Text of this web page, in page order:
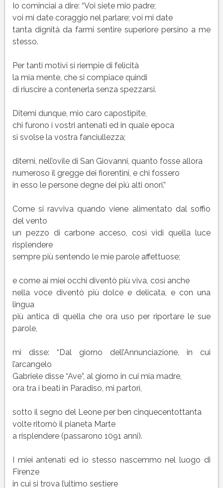
Io cominciai a dire: “Voi siete mio padre;
voi mi date coraggio nel parlare; voi mi date
tanta dignità da farmi sentire superiore persino a me
stesso.
Per tanti motivi si riempie di felicità
la mia mente, che si compiace quindi
di riuscire a contenerla senza spezzarsi.
Ditemi dunque, mio caro capostipite,
chi furono i vostri antenati ed in quale epoca
si svolse la vostra fanciullezza;
ditemi, nell’ovile di San Giovanni, quanto fosse allora
numeroso il gregge dei fiorentini, e chi fossero
in esso le persone degne dei più alti onori.”
Come si ravviva quando viene alimentato dal soffio
del vento
un pezzo di carbone acceso, così vidi quella luce
risplendere
sempre più sentendo le mie parole affettuose;
e come ai miei occhi diventò più viva, così anche
nella voce diventò più dolce e delicata, e con una
lingua
più antica di quella che ora uso per riportare le sue
parole,
mi disse: “Dal giorno dell’Annunciazione, in cui
l’arcangelo
Gabriele disse “Ave”, al giorno in cui mia madre,
ora tra i beati in Paradiso, mi partorì,
sotto il segno del Leone per ben cinquecentottanta
volte ritornò il pianeta Marte
a risplendere (passarono 1091 anni).
I miei antenati ed io stesso nascemmo nel luogo di
Firenze
in cui si trova l’ultimo sestiere